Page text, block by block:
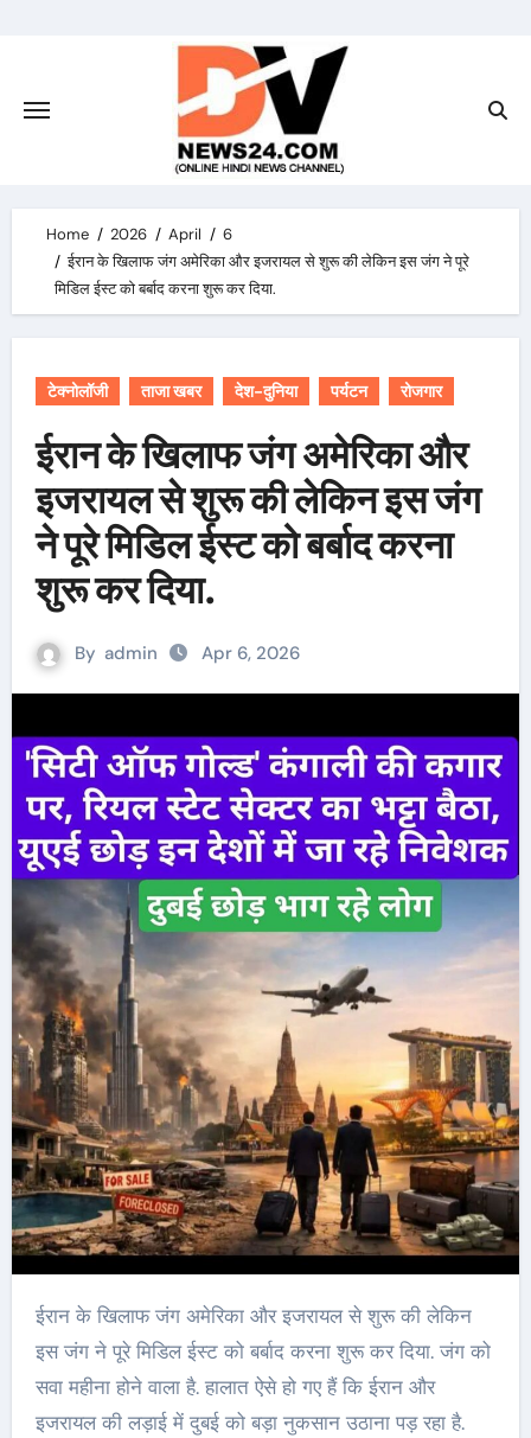
Home 2026 April
6
ईरान के खिलाफ जंग अमेरिका और इजरायल से शुरू की लेकिन इस जंग ने पूरे
मिडिल ईस्ट को बर्बाद करना शुरू कर दिया.
टेक्नोलॉजी ताजा खबर देश-दुनिया पर्यटन रोजगार
ईरान के खिलाफ जंग अमेरिका और
इजरायल से शुरू की लेकिन इस जंग
ने पूरे मिडिल ईस्ट को बर्बाद करना
शुरू कर दिया.
By admin Apr 6, 2026
ईरान के खिलाफ जंग अमेरिका और इजरायल से शुरू की लेकिन
इस जंग ने पूरे मिडिल ईस्ट को बर्बाद करना शुरू कर दिया. जंग को
सवा महीना होने वाला है. हालात ऐसे हो गए हैं कि ईरान और
इजरायल की लड़ाई में दुबई को बड़ा नुकसान उठाना पड़ रहा है.